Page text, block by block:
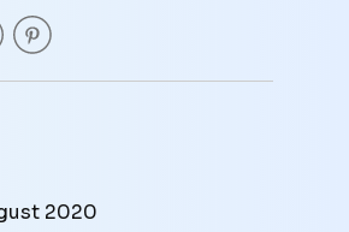
2020